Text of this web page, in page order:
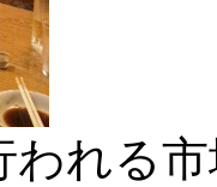
われる